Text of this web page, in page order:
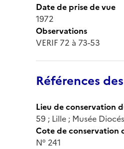
Date de prise de vue
1972
Observations
VERIF 72 à 73-53
Références
Lieu de conservation
59 ; Lille ; Musée
Cote de
N° 241